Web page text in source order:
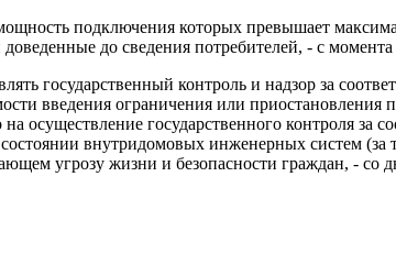
подключения которых превышает
до сведения потребителей, - с
государственный контроль и надзор за
введения ограничения или приостановления
государственного контроля за
внутридомовых инженерных систем (за
угрозу жизни и безопасности граждан, - со